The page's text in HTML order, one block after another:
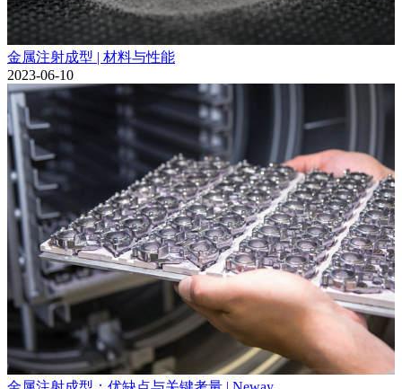
金属注射成型 | 材料与性能
2023-06-10